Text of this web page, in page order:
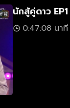
นักสู้คู่ดาว EP1
0:47:08 นาที